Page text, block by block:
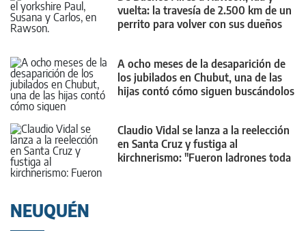
vuelta: la travesía de 2.500 km de un
perrito para volver con sus dueños
A ocho meses de la desaparición de
los jubilados en Chubut, una de las
hijas contó cómo siguen buscándolos
Claudio Vidal se lanza a la reelección
en Santa Cruz y fustiga al
kirchnerismo: "Fueron ladrones toda
NEUQUÉN